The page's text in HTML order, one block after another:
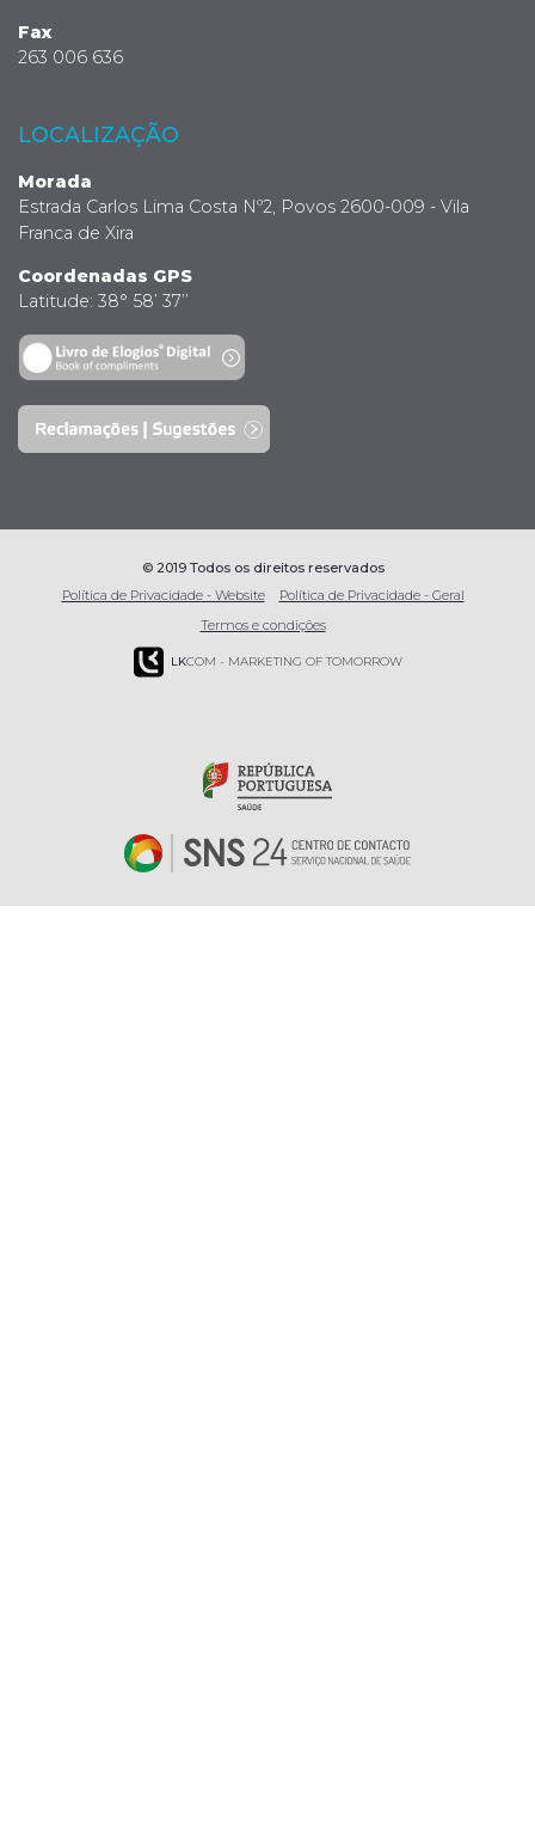
Fax
263 006 636
LOCALIZAÇÃO
Morada
Estrada Carlos Lima Costa Nº2, Povos 2600-009 - Vila
Franca de Xira
Coordenadas GPS
Latitude: 38° 58’ 37’’
© 2019 Todos os direitos reservados
Política de Privacidade - Website
Política de Privacidade - Geral
Termos e condições
LKCOM - MARKETING OF TOMORROW